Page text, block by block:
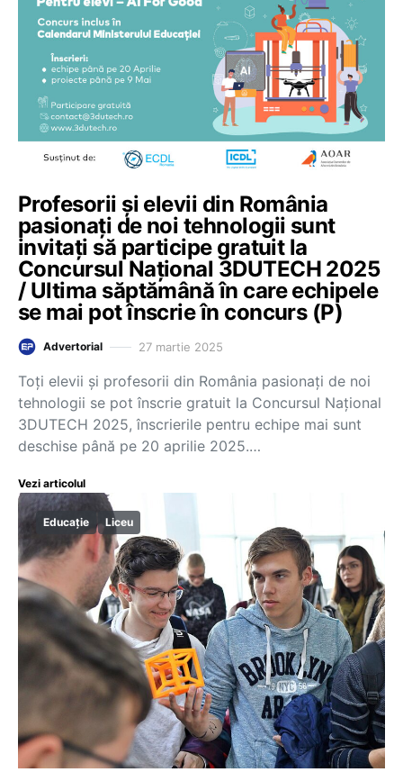
Profesorii și elevii din România
pasionați de noi tehnologii sunt
invitați să participe gratuit la
Concursul Național 3DUTECH 2025
/ Ultima săptămână în care echipele
se mai pot înscrie în concurs (P)
Advertorial 27 martie 2025
Toți elevii și profesorii din România pasionați de noi
tehnologii se pot înscrie gratuit la Concursul Național
3DUTECH 2025, înscrierile pentru echipe mai sunt
deschise până pe 20 aprilie 2025.…
Vezi articolul
Educație Liceu